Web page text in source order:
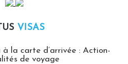
VISAS
la carte d’arrivée : Action-
de voyage